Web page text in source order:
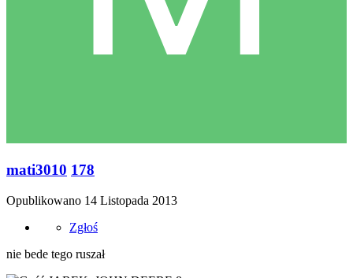
mati3010 178
Opublikowano 14 Listopada 2013
Zgłoś
nie bede tego ruszał